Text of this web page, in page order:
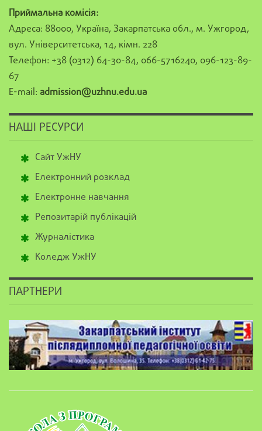
Приймальна комісія:
Адреса: 88000, Україна, Закарпатська обл., м. Ужгород,
вул. Університетська, 14, кімн. 228
Телефон: +38 (0312) 64-30-84, 066-5716240, 096-123-89-
67
E-mail: admission@uzhnu.edu.ua
НАШІ РЕСУРСИ
Сайт УжНУ
Електронний розклад
Електронне навчання
Репозитарій публікацій
Журналістика
Коледж УжНУ
ПАРТНЕРИ